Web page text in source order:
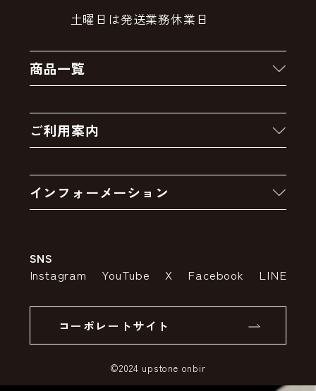
土曜日は発送業務休業日
商品一覧
クーポン
卸販売・大量注文
アウトレットセール
ご利用案内
お支払いについて
インフォーメーション
特定商取引法の表示
SSLサーバー証明書とは
SNS
Instagram YouTube X Facebook LINE
コーポレートサイト
©2024 upstone onbir